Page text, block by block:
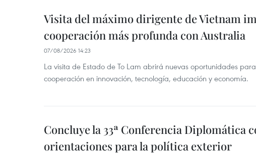
Visita del máximo dirigente de Vietnam
cooperación más profunda con Australia
07/08/2026 14:23
La visita de Estado de To Lam abrirá nuevas oportunidades
cooperación en innovación, tecnología, educación y economía.
Concluye la 33ª Conferencia Diplomática
orientaciones para la política exterior